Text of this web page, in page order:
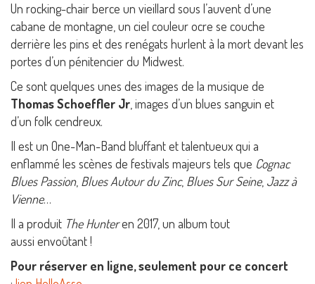
Un rocking-chair berce un vieillard sous l’auvent d’une
cabane de montagne, un ciel couleur ocre se couche
derrière les pins et des renégats hurlent à la mort devant les
portes d’un pénitencier du Midwest.
Ce sont quelques unes des images de la musique de
Thomas Schoeffler Jr , images d’un blues sanguin et
d’un folk cendreux.
Il est un One-Man-Band bluffant et talentueux qui a
enflammé les scènes de festivals majeurs tels que Cognac
Blues Passion, Blues Autour du Zinc, Blues Sur Seine, Jazz à
Vienne…
Il a produit The Hunteren 2017, un album tout
aussi envoûtant !
Pour réserver en ligne, seulement pour ce concert